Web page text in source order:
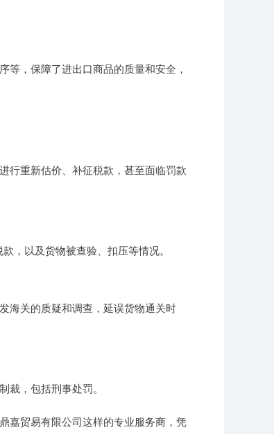
等，保障了进出口商品的质量和安全，
行重新估价、补征税款，甚至面临罚款
，以及货物被查验、扣压等情况。
海关的质疑和调查，延误货物通关时
裁，包括刑事处罚。
嘉贸易有限公司这样的专业服务商，凭